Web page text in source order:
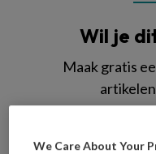
Wil je
Maak gratis
We Care About Your